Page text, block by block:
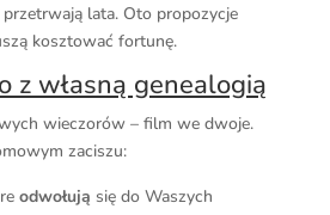
przetrwają lata. Oto propozycje
kosztować fortunę.
z własną genealogią
wieczorów – film we dwoje.
zaciszu:
odwołują się do Waszych